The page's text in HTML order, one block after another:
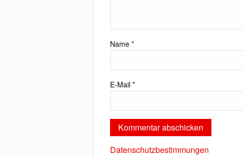
Name *
E-Mail *
Datenschutzbestimmungen